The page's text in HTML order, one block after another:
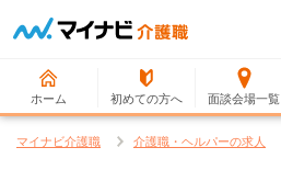
ホーム 初めての方へ 面談会場一覧
マイナビ介護職 介護職・ヘルパーの求人